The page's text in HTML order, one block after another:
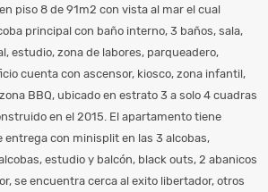
piso 8 de 91m2 con vista al mar el cual
principal con baño interno, 3 baños, sala,
estudio, zona de labores, parqueadero,
cuenta con ascensor, kiosco, zona infantil,
BBQ, ubicado en estrato 3 a solo 4 cuadras
en el 2015. El apartamento tiene
entrega con minisplit en las 3 alcobas,
estudio y balcón, black outs, 2 abanicos
se encuentra cerca al exito libertador, otros